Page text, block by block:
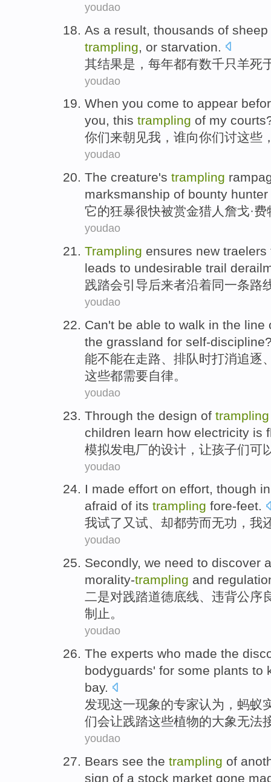
youdao
As a result thousands of sheep
trampling
or starvation
其结果是 ， 每年都有数千只羊死
youdao
When you come to appear
you, this trampling of my courts
你们来朝见我 ， 谁向你们讨这些
youdao
The creature's trampling
marksmanship of bounty hunter
它的狂暴很快被赏金猎人 詹戈·费
youdao
Trampling ensures new traelers
leads to undesirable trail
践踏会引导后来者沿着同一条路
youdao
Can't be able to walk in the line
the grassland for self-discipline
能不能在走路、 排队时打消追逐
这些都需要自律。
youdao
Through the design of trampling
children learn how electricity is
模拟发电厂的设计 ， 让孩子们可
youdao
I made effort on effort, though
afraid of its trampling fore-feet.
我试了又试、却都劳而无功 ，我
youdao
Secondly, we need to discover
morality-trampling and
二是对践踏道德底线、 违背公序
制止。
youdao
The experts who made the
bodyguards' for some plants to
bay.
发现这一现象的专家认为 ， 蚂蚁
们会让践踏这些植物的大象无法
youdao
Bears see the trampling of
sign of a stock market gone